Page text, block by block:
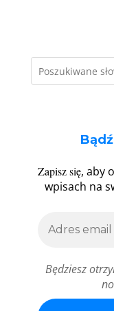
Zapisz się, aby
wpisach na
Będziesz